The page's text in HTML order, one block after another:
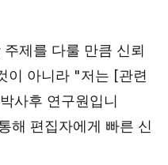
제를 다룰 만큼 신뢰
이 아니라 "저는 [관련
사후 연구원입니
해 편집자에게 빠른 신